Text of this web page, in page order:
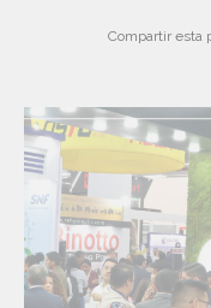
Compartir esta